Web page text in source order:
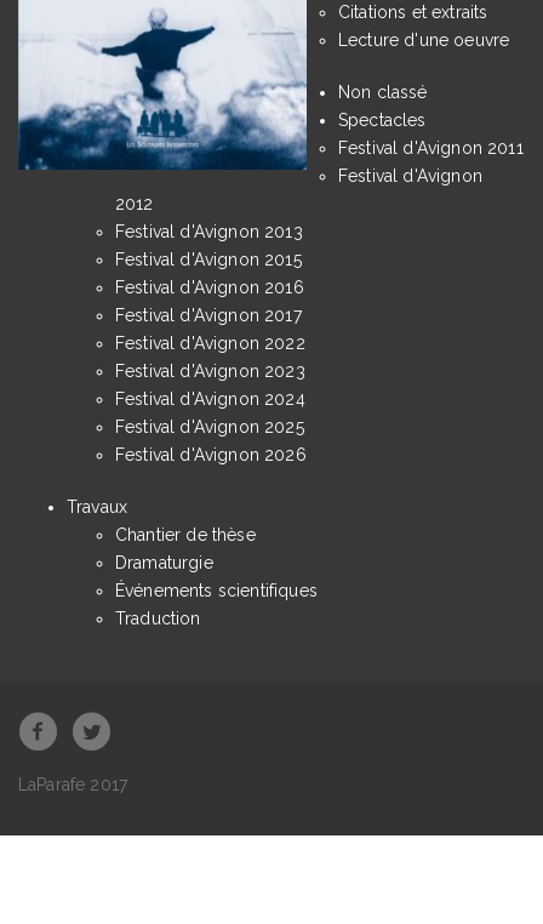
Citations et extraits
Lecture d'une oeuvre
Non classé
Spectacles
Festival d'Avignon 2011
Festival d'Avignon
2012
Festival d'Avignon 2013
Festival d'Avignon 2015
Festival d'Avignon 2016
Festival d'Avignon 2017
Festival d'Avignon 2022
Festival d'Avignon 2023
Festival d'Avignon 2024
Festival d'Avignon 2025
Festival d'Avignon 2026
Travaux
Chantier de thèse
Dramaturgie
Événements scientifiques
Traduction
LaParafe 2017